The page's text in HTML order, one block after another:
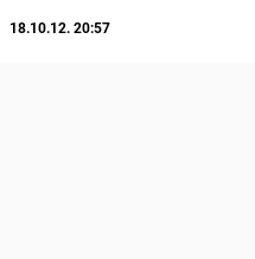
18.10.12. 20:57